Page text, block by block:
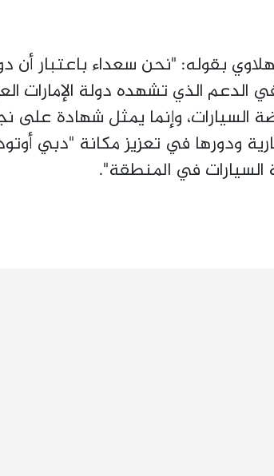
بقوله: "نحن سعداء باعتبار أن
الدعم الذي تشهده دولة الإمارات
السيارات، وإنما يمثل شهادة على
ودورها في تعزيز مكانة "دبي
السيارات في المنطقة".